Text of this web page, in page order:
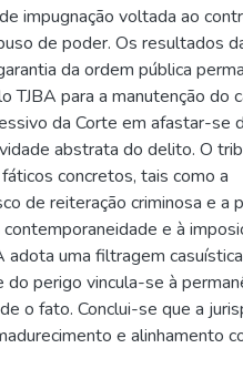
impugnação voltada ao
de poder. Os resultados
da ordem pública
TJBA para a manutenção do
da Corte em afastar-se
abstrata do delito. O
concretos, tais como a
de reiteração criminosa e a
e à
uma filtragem
perigo vincula-se à
o fato. Conclui-se que a
e alinhamento